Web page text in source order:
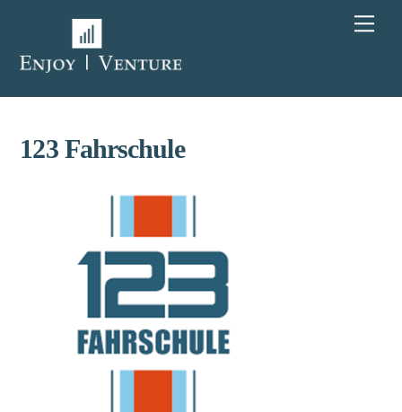
content
123 Fahrschule